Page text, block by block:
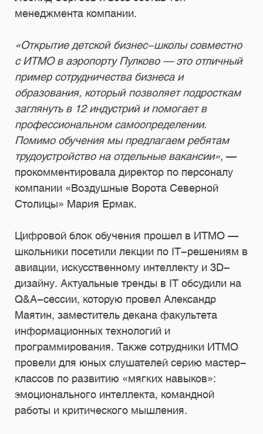
менеджмента компании.
«Открытие детской бизнес-школы совместно
с ИТМО в аэропорту Пулково — это отличный
пример сотрудничества бизнеса и
образования, который позволяет подросткам
заглянуть в 12 индустрий и помогает в
профессиональном самоопределении.
Помимо обучения мы предлагаем ребятам
трудоустройство на отдельные вакансии», —
прокомментировала директор по персоналу
компании «Воздушные Ворота Северной
Столицы» Мария Ермак.
Цифровой блок обучения прошел в ИТМО —
школьники посетили лекции по IT-решениям в
авиации, искусственному интеллекту и 3D-
дизайну. Актуальные тренды в IT обсудили на
Q&A-сессии, которую провел Александр
Маятин, заместитель декана факультета
информационных технологий и
программирования. Также сотрудники ИТМО
провели для юных слушателей серию мастер-
классов по развитию «мягких навыков»:
эмоционального интеллекта, командной
работы и критического мышления.